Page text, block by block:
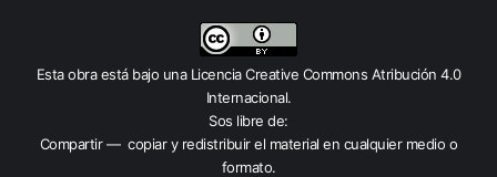
Esta obra está bajo una Licencia Creative Commons Atribución 4.0
Internacional.
Sos libre de:
Compartir — copiar y redistribuir el material en cualquier medio o
formato.